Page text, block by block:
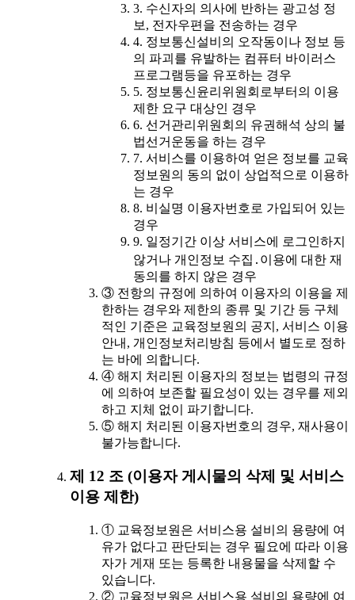
3. 수신자의 의사에 반하는 광고성 정
보, 전자우편을 전송하는 경우
4. 정보통신설비의 오작동이나 정보 등
의 파괴를 유발하는 컴퓨터 바이러스
프로그램등을 유포하는 경우
5. 정보통신윤리위원회로부터의 이용
제한 요구 대상인 경우
6. 선거관리위원회의 유권해석 상의 불
법선거운동을 하는 경우
7. 서비스를 이용하여 얻은 정보를 교육
정보원의 동의 없이 상업적으로 이용하
는 경우
8. 비실명 이용자번호로 가입되어 있는
경우
9. 일정기간 이상 서비스에 로그인하지
않거나 개인정보 수집․이용에 대한 재
동의를 하지 않은 경우
③ 전항의 규정에 의하여 이용자의 이용을 제
한하는 경우와 제한의 종류 및 기간 등 구체
적인 기준은 교육정보원의 공지, 서비스 이용
안내, 개인정보처리방침 등에서 별도로 정하
는 바에 의합니다.
④ 해지 처리된 이용자의 정보는 법령의 규정
에 의하여 보존할 필요성이 있는 경우를 제외
하고 지체 없이 파기합니다.
⑤ 해지 처리된 이용자번호의 경우, 재사용이
불가능합니다.
제 12 조 (이용자 게시물의 삭제 및 서비스
이용 제한)
① 교육정보원은 서비스용 설비의 용량에 여
유가 없다고 판단되는 경우 필요에 따라 이용
자가 게재 또는 등록한 내용물을 삭제할 수
있습니다.
② 교육정보원은 서비스용 설비의 용량에 여